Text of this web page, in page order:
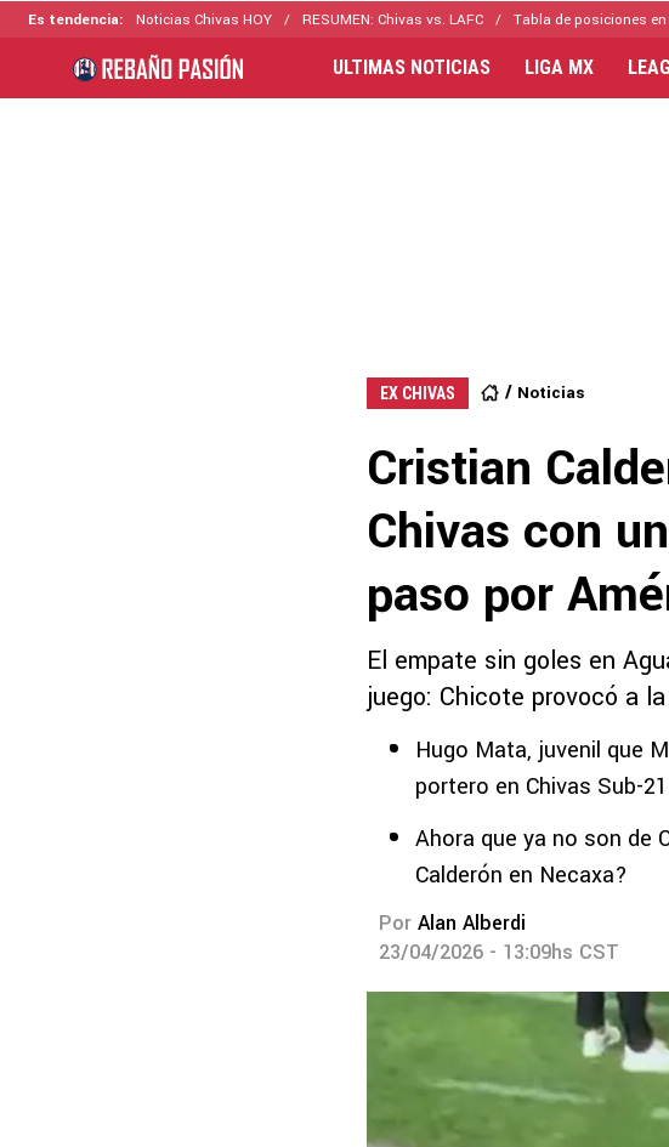
Es tendencia: Noticias Chivas HOY RESUMEN: Chivas vs. LAFC Tabla de posiciones en
ULTIMAS NOTICIAS LIGA MX
EX CHIVAS Noticias
Cristian
Chivas con
paso por
El empate sin goles en
juego: Chicote provocó a
Hugo Mata, juvenil que
portero en Chivas Sub-21
Ahora que ya no son de
Calderón en Necaxa?
Por Alan Alberdi
23/04/2026 - 13:09hs CST